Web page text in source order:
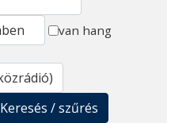
van hang
Keresés / szűrés